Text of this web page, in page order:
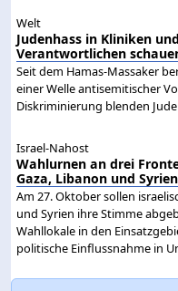
Welt
Judenhass in Kliniken
Verantwortlichen
Seit dem Hamas-Massaker
einer Welle antisemitischer
Diskriminierung blenden
Israel-Nahost
Wahlurnen an drei
Gaza, Libanon und
Am 27. Oktober sollen
und Syrien ihre Stimme
Wahllokale in den
politische Einflussnahme in